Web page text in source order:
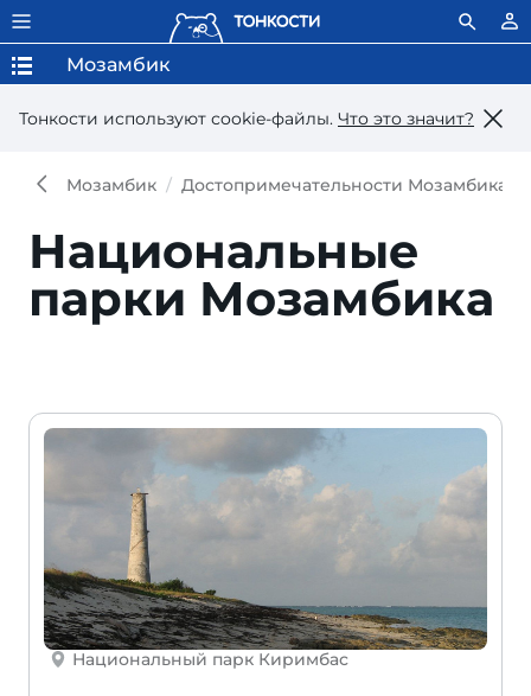
Тонкости используют сookie-файлы. Что это значит?
Мозамбик
Мозамбик Достопримечательности Мозамбика
Национальные
парки Мозамбика
Национальный парк Киримбас